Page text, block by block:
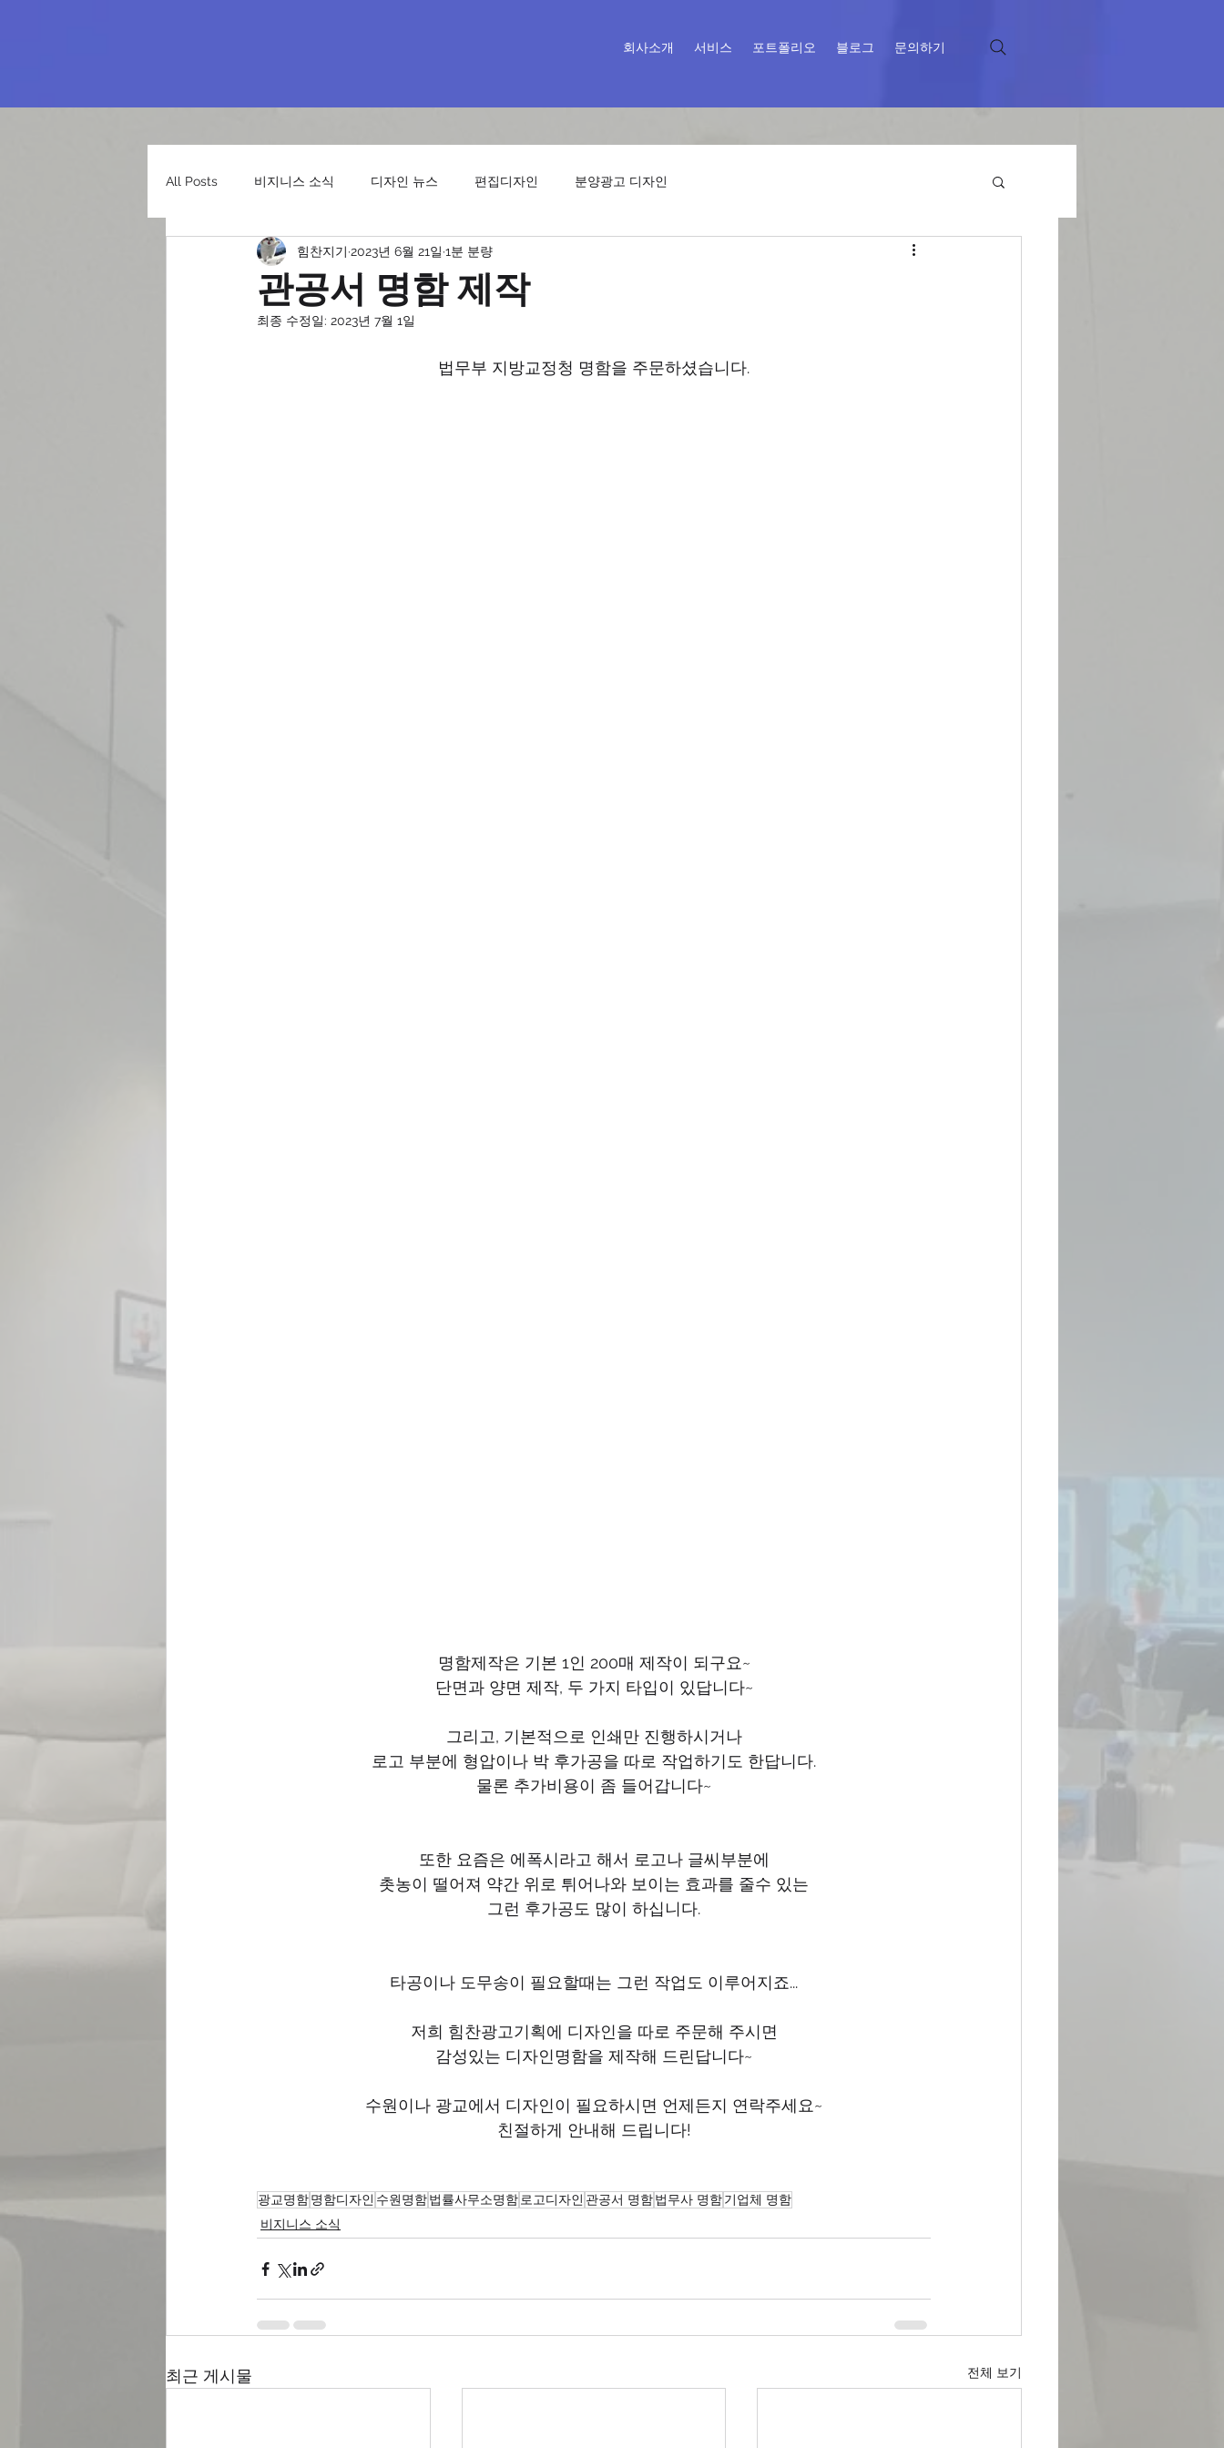
회사소개 서비스 포트폴리오 블로그 문의하기
All Posts 비지니스 소식 디자인 뉴스 편집디자인 분양광고 디자인
관공서 명함 제작
힘찬지기 2023년 6월 21일 1분 분량
최종 수정일: 2023년 7월 1일
법무부 지방교정청 명함을 주문하셨습니다.
명함제작은 기본 1인 200매 제작이 되구요~
단면과 양면 제작, 두 가지 타입이 있답니다~
그리고, 기본적으로 인쇄만 진행하시거나
로고 부분에 형압이나 박 후가공을 따로 작업하기도 한답니다.
물론 추가비용이 좀 들어갑니다~
또한 요즘은 에폭시라고 해서 로고나 글씨부분에
촛농이 떨어져 약간 위로 튀어나와 보이는 효과를 줄수 있는
그런 후가공도 많이 하십니다.
타공이나 도무송이 필요할때는 그런 작업도 이루어지죠...
저희 힘찬광고기획에 디자인을 따로 주문해 주시면
감성있는 디자인명함을 제작해 드린답니다~
수원이나 광교에서 디자인이 필요하시면 언제든지 연락주세요~
친절하게 안내해 드립니다!
광교명함명함디자인 수원명함법률사무소명함로고디자인 관공서 명함법무사 명함기업체 명함
비지니스 소식
최근 게시물 전체 보기